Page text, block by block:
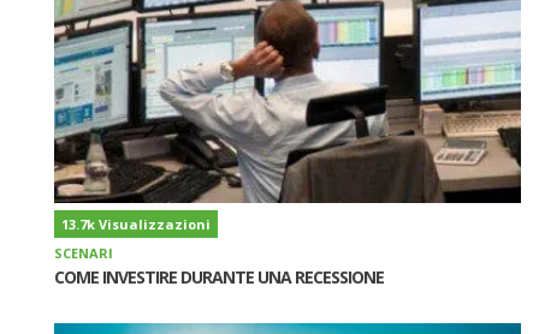
13.7k Visualizzazioni
SCENARI
COME INVESTIRE DURANTE UNA RECESSIONE